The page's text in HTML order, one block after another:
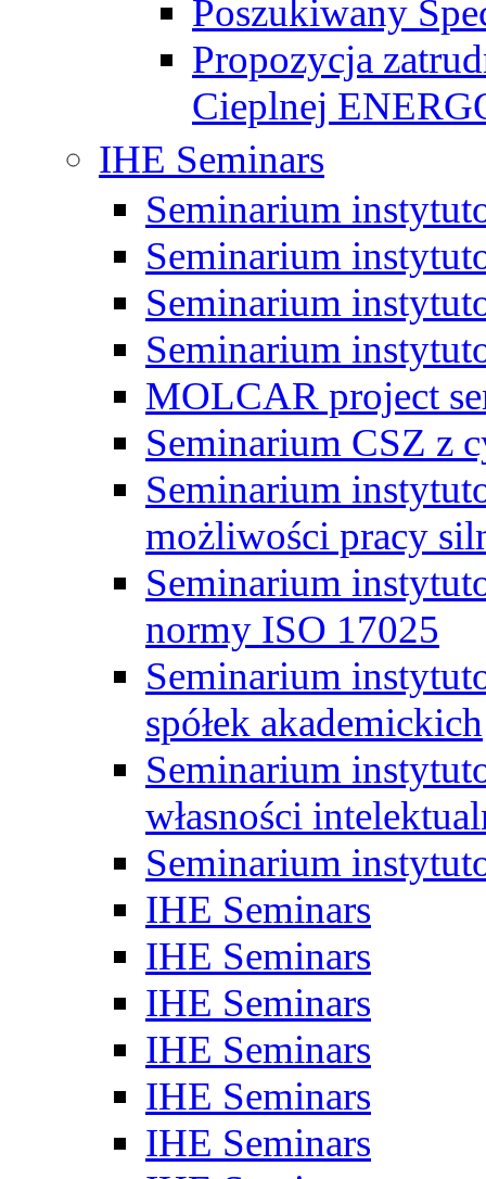
Poszukiwany
Propozycja
Cieplnej
IHE Seminars
Seminarium
Seminarium
Seminarium
Seminarium
MOLCAR project
Seminarium CSZ z
Seminarium
możliwości pracy
Seminarium
normy ISO 17025
Seminarium
spółek akademickich
Seminarium
własności
Seminarium
IHE Seminars
IHE Seminars
IHE Seminars
IHE Seminars
IHE Seminars
IHE Seminars